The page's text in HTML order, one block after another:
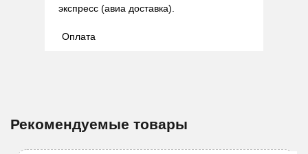
экспресс (авиа доставка).
Оплата
Рекомендуемые товары